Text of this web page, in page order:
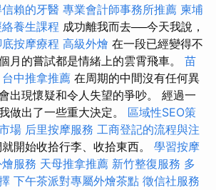
賴的牙醫 專業會計師事務所推薦 柬埔
養生課程 成功離我而去──今天我說，
按摩療程 高級外燴 在一段已經變得不
月的嘗試都是情緒上的雲霄飛車。 苗
台中推拿推薦 在周期的中間沒有任何異
出現懷疑和令人失望的爭吵。 經過一
做出了一些重大決定。 區域性SEO策
場 后里按摩服務 工商登記的流程與注
開始收拾行李、收拾東西。 學習按摩
服務 天母推拿推薦 新竹整復服務 多
下午茶派對專屬外燴茶點 徵信社服務